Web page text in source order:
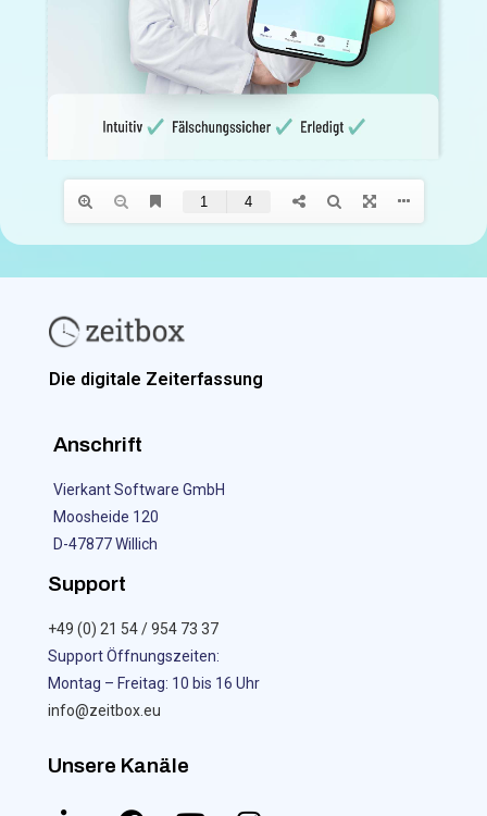
Die digitale Zeiterfassung
Anschrift
Vierkant Software GmbH
Moosheide 120
D-47877 Willich
Support
+49 (0) 21 54 / 954 73 37
Support Öffnungszeiten:
Montag – Freitag: 10 bis 16 Uhr
info@zeitbox.eu
Unsere Kanäle